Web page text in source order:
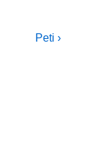
Next
Peti ›